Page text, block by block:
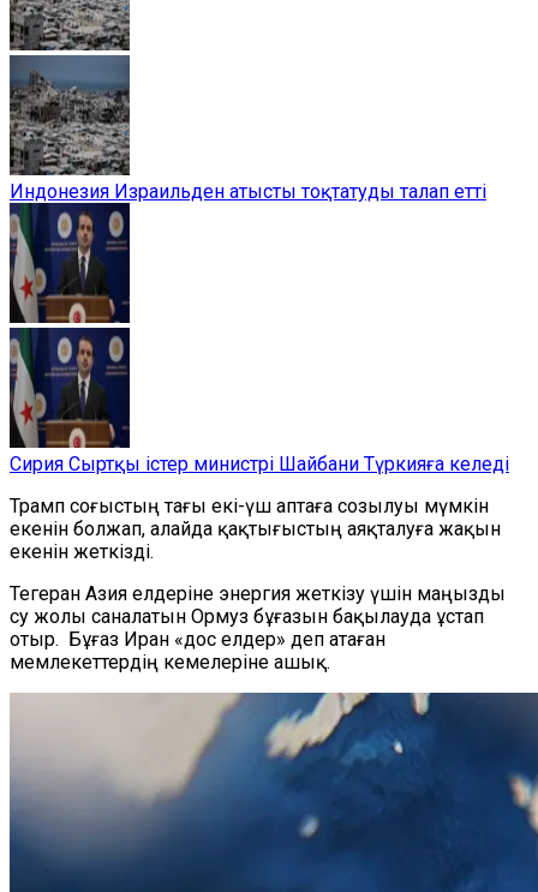
Индонезия Израильден атысты тоқтатуды талап етті
Сирия Сыртқы істер министрі Шайбани Түркияға келеді
Трамп соғыстың тағы екі-үш аптаға созылуы мүмкін
екенін болжап, алайда қақтығыстың аяқталуға жақын
екенін жеткізді.
Тегеран Азия елдеріне энергия жеткізу үшін маңызды
су жолы саналатын Ормуз бұғазын бақылауда ұстап
отыр. Бұғаз Иран «дос елдер» деп атаған
мемлекеттердің кемелеріне ашық.